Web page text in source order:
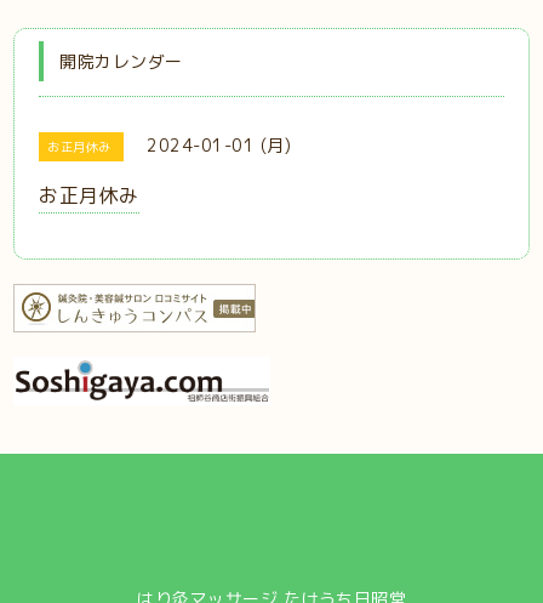
開院カレンダー
お正月休み 2024-01-01 (月)
お正月休み